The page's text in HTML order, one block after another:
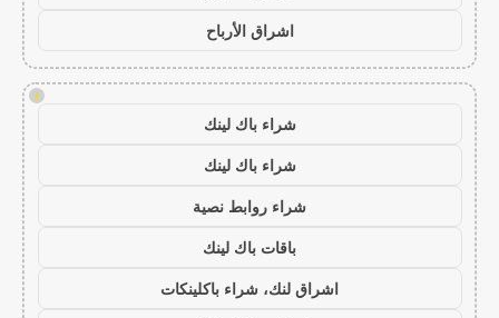
اشراق الأرباح
!
شراء باك لينك
شراء باك لينك
شراء روابط نصية
باقات باك لينك
اشراق لنك، شراء باكلينكات